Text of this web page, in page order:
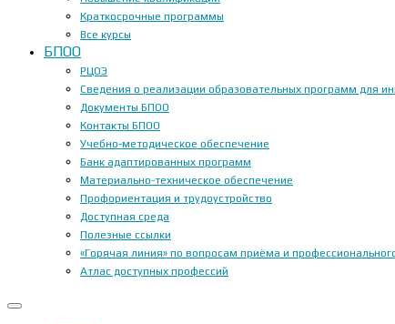
Краткосрочные программы
Все курсы
БПОО
РЦОЭ
Сведения о реализации образовательных программ для
Документы БПОО
Контакты БПОО
Учебно-методическое обеспечение
Банк адаптированных программ
Материально-техническое обеспечение
Профориентация и трудоустройство
Доступная среда
Полезные ссылки
«Горячая линия» по вопросам приёма и
Атлас доступных профессий